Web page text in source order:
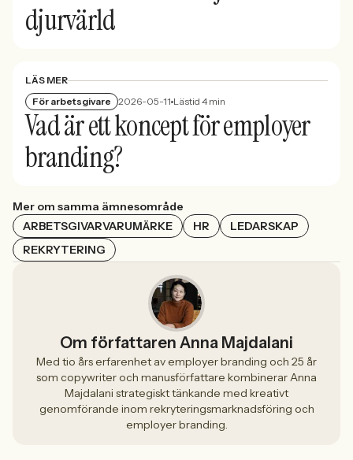
djurvärld
LÄS MER
För arbetsgivare
2026-05-11 Lästid 4 min
Vad är ett koncept för employer
branding?
Mer om samma ämnesområde
ARBETSGIVARVARUMÄRKE
HR
LEDARSKAP
REKRYTERING
Om författaren Anna Majdalani
Med tio års erfarenhet av employer branding och 25 år
som copywriter och manusförfattare kombinerar Anna
Majdalani strategiskt tänkande med kreativt
genomförande inom rekryteringsmarknadsföring och
employer branding.